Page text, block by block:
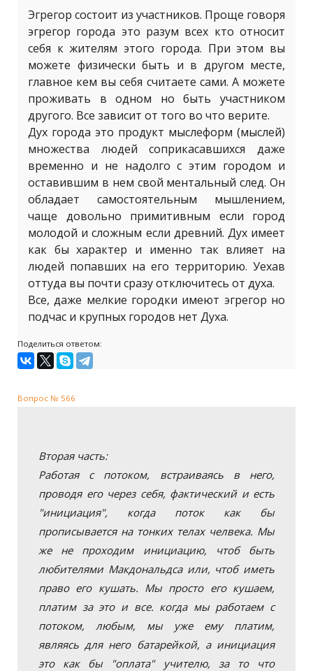
Эгрегор состоит из участников. Проще говоря
эгрегор города это разум всех кто относит
себя к жителям этого города. При этом вы
можете физически быть и в другом месте,
главное кем вы себя считаете сами. А можете
проживать в одном но быть участником
другого. Все зависит от того во что верите.
Дух города это продукт мыслеформ (мыслей)
множества людей соприкасавшихся даже
временно и не надолго с этим городом и
оставившим в нем свой ментальный след. Он
обладает самостоятельным мышлением,
чаще довольно примитивным если город
молодой и сложным если древний. Дух имеет
как бы характер и именно так влияет на
людей попавших на его территорию. Уехав
оттуда вы почти сразу отключитесь от духа.
Все, даже мелкие городки имеют эгрегор но
подчас и крупных городов нет Духа.
Поделиться ответом:
Вопрос № 566
Вторая часть:
Работая с потоком, встраиваясь в него,
проводя его через себя, фактический и есть
"инициация", когда поток как бы
прописывается на тонких телах челвека. Мы
же не проходим инициацию, чтоб быть
любителями Макдональдса или, чтоб иметь
право его кушать. Мы просто его кушаем,
платим за это и все. когда мы работаем с
потоком, любым, мы уже ему платим,
являясь для него батарейкой, а инициация
это как бы "оплата" учителю, за то что